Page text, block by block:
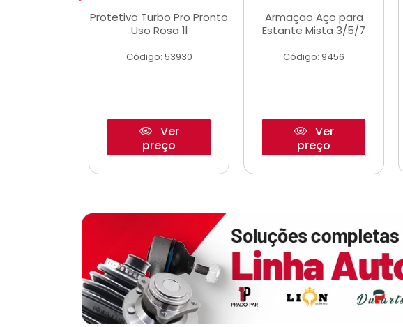
Protetivo Turbo Pro Pronto
Uso Rosa 1l
Código: 53930
Ver
preço
Armaçao Aço para
Estante Mista 3/5/7
Código: 9456
Ver
preço